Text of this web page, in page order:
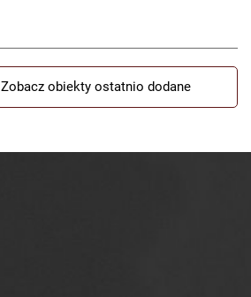
Zobacz obiekty ostatnio dodane